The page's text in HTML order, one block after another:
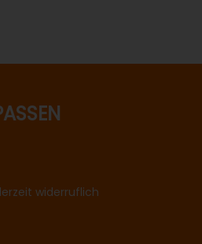
widerruflich